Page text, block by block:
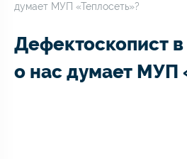
думает МУП «Теплосеть»?
Дефектоскопист
о нас думает МУП